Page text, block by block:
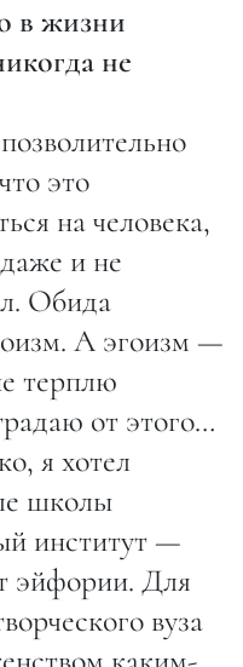
в жизни
не
это
на человека,
и не
Обида
А эгоизм —
терплю
от этого…
я хотел
школы
институт —
эйфории. Для
вуза